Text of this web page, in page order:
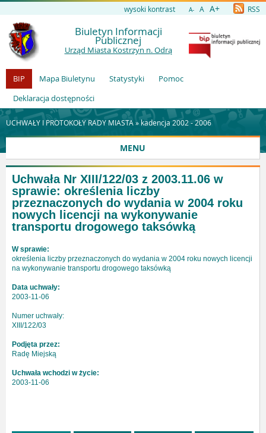
wysoki kontrast A- A A+ RSS
Biuletyn Informacji
Publicznej
Urząd Miasta Kostrzyn n. Odrą
BIP Mapa Biuletynu Statystyki
Pomoc
Deklaracja dostępności
UCHWAŁY I PROTOKOŁY RADY MIASTA »kadencja 2002 - 2006
MENU
Uchwała Nr XIII/122/03 z 2003.11.06 w
sprawie: określenia liczby
przeznaczonych do wydania w 2004 roku
nowych licencji na wykonywanie
transportu drogowego taksówką
W sprawie:
określenia liczby przeznaczonych do wydania w 2004 roku nowych licencji
na wykonywanie transportu drogowego taksówką
Data uchwały:
2003-11-06
Numer uchwały:
XIII/122/03
Podjęta przez:
Radę Miejską
Uchwała wchodzi w życie:
2003-11-06